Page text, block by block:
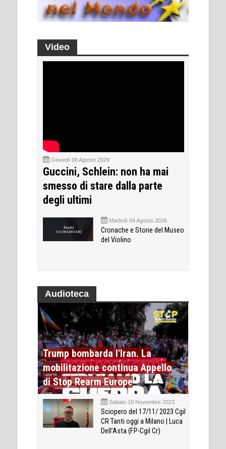
Video
Giovedì 06 Agosto 2026
Guccini, Schlein: non ha mai
smesso di stare dalla parte
degli ultimi
Martedì 04 Agosto 2026
Cronache e Storie del Museo
del Violino
Audioteca
Trump bombarda l'Iran. La
mobilitazione continua Appello
di Stop Rearm Europe
Sabato 18 Novembre 2023
Sciopero del 17/11/ 2023 Cgil
CR Tanti oggi a Milano | Luca
Dell’Asta (FP-Cgil Cr)